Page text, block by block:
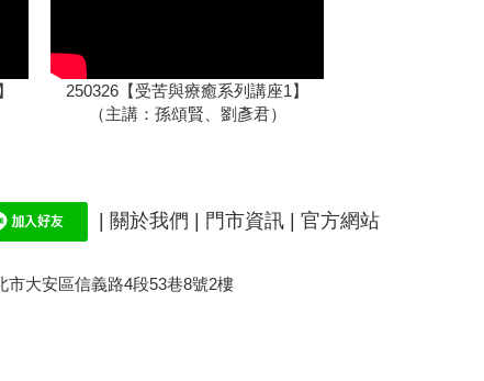
250326【受苦與療癒系列講座1】
（主講：孫頌賢、劉彥君）
| 關於我們 | 門市資訊 | 官方網站
市大安區信義路4段53巷8號2樓